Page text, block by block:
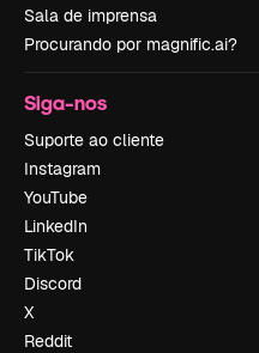
Sala de imprensa
Procurando por magnific.ai?
Siga-nos
Suporte ao cliente
Instagram
YouTube
LinkedIn
TikTok
Discord
X
Reddit